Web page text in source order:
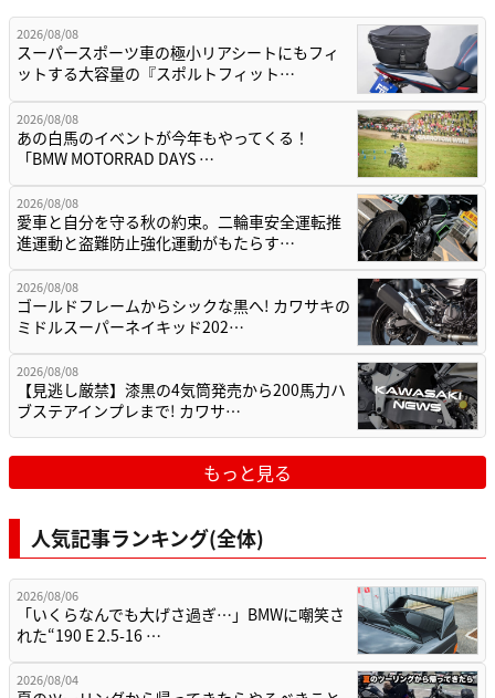
2026/08/08
スーパースポーツ車の極小リアシートにもフィ
ットする大容量の『スポルトフィット…
2026/08/08
あの白馬のイベントが今年もやってくる！
「BMW MOTORRAD DAYS …
2026/08/08
愛車と自分を守る秋の約束。二輪車安全運転推
進運動と盗難防止強化運動がもたらす…
2026/08/08
ゴールドフレームからシックな黒へ! カワサキの
ミドルスーパーネイキッド202…
2026/08/08
【見逃し厳禁】漆黒の4気筒発売から200馬力ハ
ブステアインプレまで! カワサ…
もっと見る
人気記事ランキング(全体)
2026/08/06
「いくらなんでも大げさ過ぎ…」BMWに嘲笑さ
れた“190 E 2.5-16 …
2026/08/04